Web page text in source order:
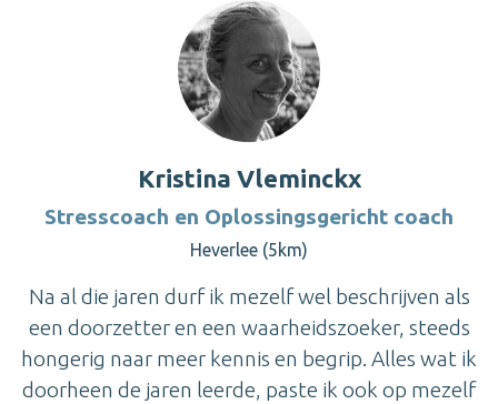
Kristina Vleminckx
Stresscoach en Oplossingsgericht coach
Heverlee (5km)
Na al die jaren durf ik mezelf wel beschrijven als
een doorzetter en een waarheidszoeker, steeds
hongerig naar meer kennis en begrip. Alles wat ik
doorheen de jaren leerde, paste ik ook op mezelf